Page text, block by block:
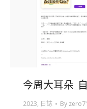
今周大耳朵_
2023, 日誌 By